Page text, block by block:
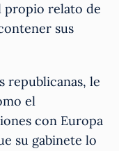
propio relato de
sus
republicanas, le
el
con Europa
su gabinete lo